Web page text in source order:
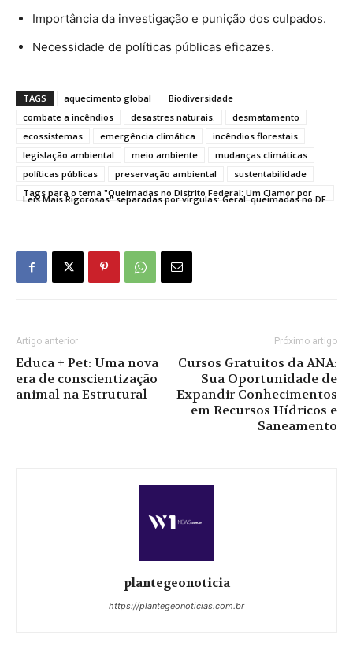
Importância da investigação e punição dos culpados.
Necessidade de políticas públicas eficazes.
TAGS aquecimento global
Biodiversidade
combate a incêndios
desastres naturais.
desmatamento
ecossistemas
emergência climática
incêndios florestais
legislação ambiental
meio ambiente
mudanças climáticas
políticas públicas
preservação ambiental
sustentabilidade
Tags para o tema "Queimadas no Distrito Federal: Um Clamor por
Leis Mais Rigorosas" separadas por vírgulas: Geral: queimadas no DF
Artigo anterior
Educa + Pet: Uma nova
era de conscientização
animal na Estrutural
Próximo artigo
Cursos Gratuitos da ANA:
Sua Oportunidade de
Expandir Conhecimentos
em Recursos Hídricos e
Saneamento
plantegeonoticia
https://plantegeonoticias.com.br